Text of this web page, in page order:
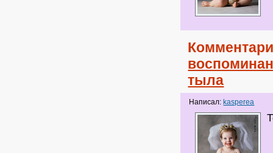
тыла
Написал: kasperea